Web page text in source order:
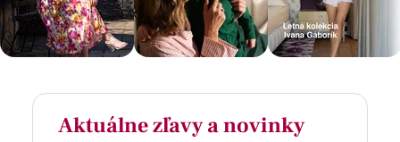
Aktuálne zľavy a novinky